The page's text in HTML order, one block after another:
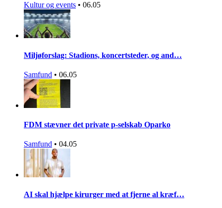
Kultur og events • 06.05
Miljøforslag: Stadions, koncertsteder, og and…
Samfund • 06.05
FDM stævner det private p-selskab Oparko
Samfund • 04.05
AI skal hjælpe kirurger med at fjerne al kræf…